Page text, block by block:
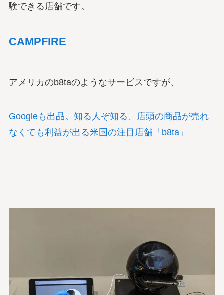
験できる店舗です。
CAMPFIRE
アメリカのb8taのようなサービスですが、
Googleも出品。知る人ぞ知る、店頭の商品が売れ
なくても利益が出る米国の注目店舗「b8ta」